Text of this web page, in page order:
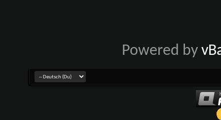
Powered by